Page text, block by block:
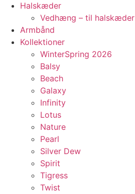
Halskæder
Vedhæng – til halskæder
Armbånd
Kollektioner
WinterSpring 2026
Balsy
Beach
Galaxy
Infinity
Lotus
Nature
Pearl
Silver Dew
Spirit
Tigress
Twist